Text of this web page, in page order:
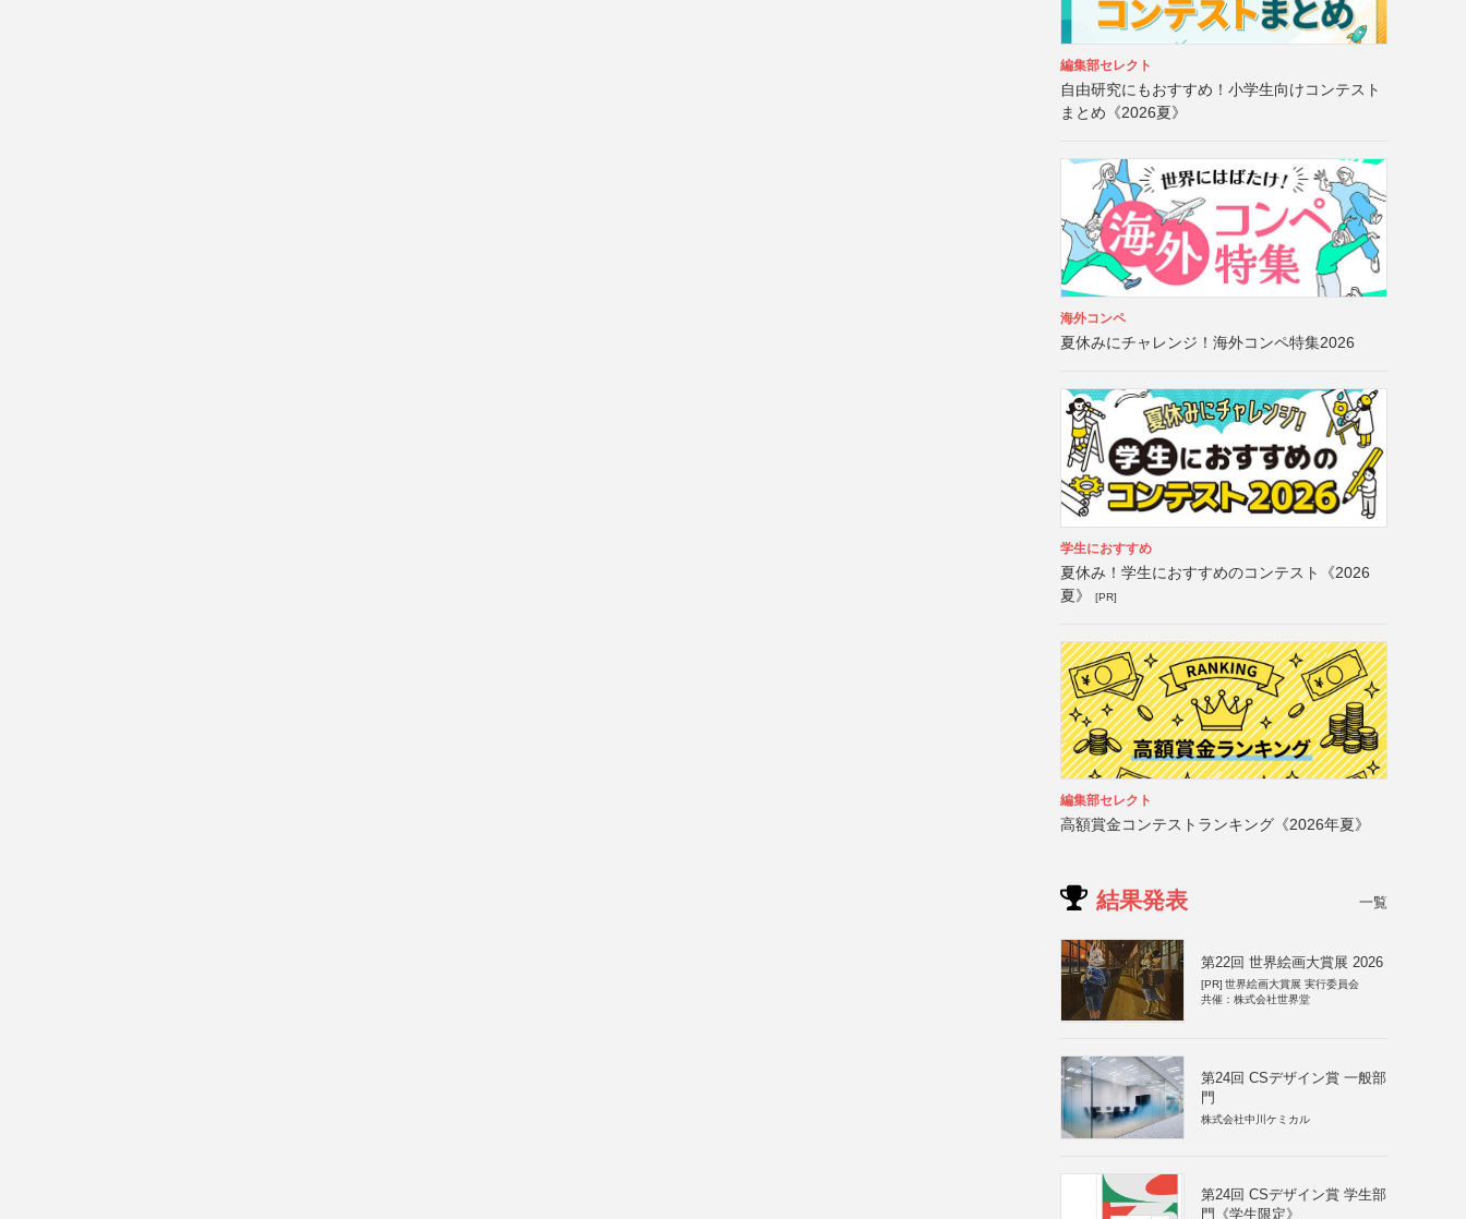
編集部セレクト
自由研究にもおすすめ！小学生向けコンテスト
まとめ《2026夏》
海外コンペ
夏休みにチャレンジ！海外コンペ特集2026
学生におすすめ
夏休み！学生におすすめのコンテスト《2026
夏》
[PR]
編集部セレクト
高額賞金コンテストランキング《2026年夏》
結果発表 一覧
第22回 世界絵画大賞展 2026
[PR] 世界絵画大賞展 実行委員会
共催：株式会社世界堂
第24回 CSデザイン賞 一般部
門
株式会社中川ケミカル
第24回 CSデザイン賞 学生部
門《学生限定》